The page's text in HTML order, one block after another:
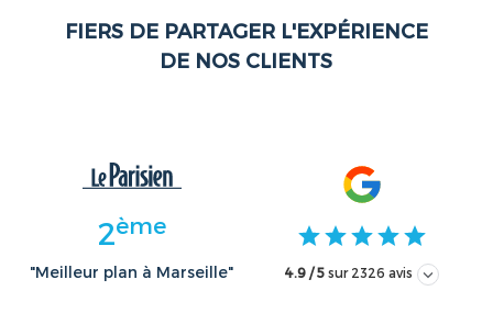
FIERS DE PARTAGER L'EXPÉRIENCE
DE NOS CLIENTS
2ème
"Meilleur plan à Marseille" 4.9 / 5 sur 2326 avis